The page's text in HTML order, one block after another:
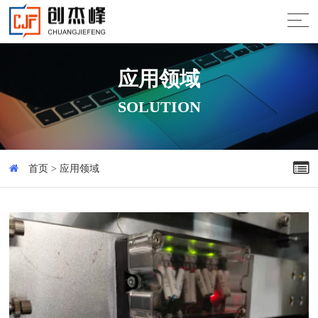
应用领域
SOLUTION
首页 > 应用领域